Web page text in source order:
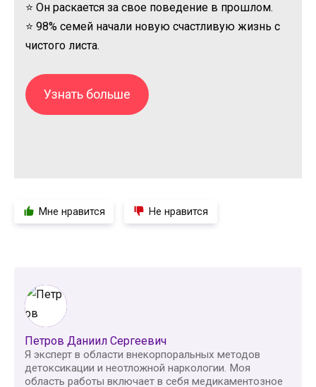
⭐ Он раскается за свое поведение в прошлом.
⭐ 98% семей начали новую счастливую жизнь с
чистого листа.
Узнать больше
Мне нравится Не нравится
Петров Даниил Сергеевич
Я эксперт в области внекорпоральных методов
детоксикации и неотложной наркологии. Моя
область работы включает в себя медикаментозное